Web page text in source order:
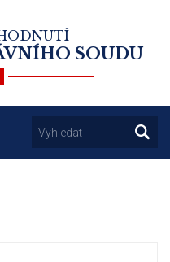
SOUDU